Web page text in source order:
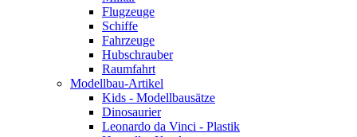
Flugzeuge
Schiffe
Fahrzeuge
Hubschrauber
Raumfahrt
Modellbau-Artikel
Kids - Modellbausätze
Dinosaurier
Leonardo da Vinci - Plastik